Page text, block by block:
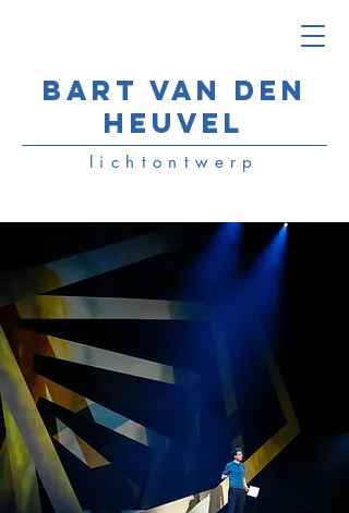
Bart van den
Heuvel
lichtontwerp